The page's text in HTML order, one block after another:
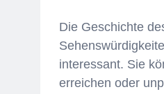
Die Geschichte
interessant. Sie
erreichen oder